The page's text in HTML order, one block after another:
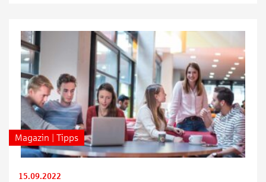
Magazin | Tipps
15.09.2022